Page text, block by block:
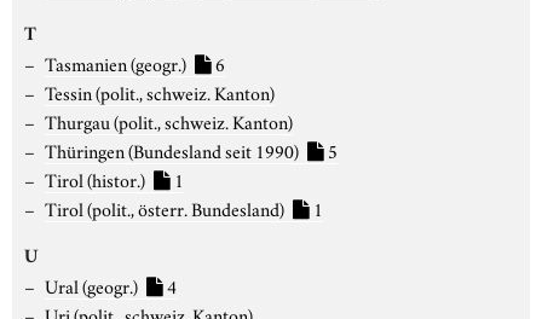
T
Tasmanien (geogr.)
6
Tessin (polit., schweiz. Kanton)
Thurgau (polit., schweiz. Kanton)
Thüringen (Bundesland seit 1990)
5
Tirol (histor.)
1
Tirol (polit., österr. Bundesland)
1
U
Ural (geogr.)
4